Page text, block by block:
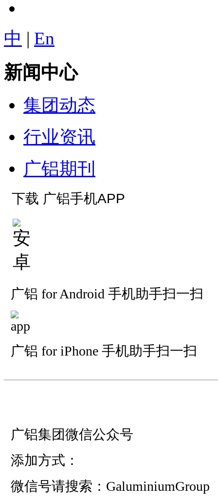
中 | En
新闻中心
集团动态
行业资讯
广铝期刊
下载 广铝手机APP
广铝 for Android 手机助手扫一扫
广铝 for iPhone 手机助手扫一扫
———————————
广铝集团微信公众号
添加方式：
微信号请搜索：GaluminiumGroup